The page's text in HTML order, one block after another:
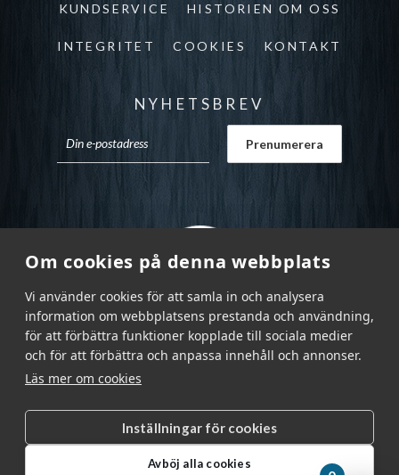
Om cookies på denna webbplats
Vi använder cookies för att samla in och analysera
information om webbplatsens prestanda och användning,
för att förbättra funktioner kopplade till sociala medier
och för att förbättra och anpassa innehåll och annonser.
Läs mer om cookies
Inställningar för cookies
Avböj alla cookies
KUNDSERVICE HISTORIEN OM OSS
INTEGRITET COOKIES KONTAKT
NYHETSBREV
Garnr Sverige AB © 2026 |
info@garnr.se
| 031 - 92 94 92